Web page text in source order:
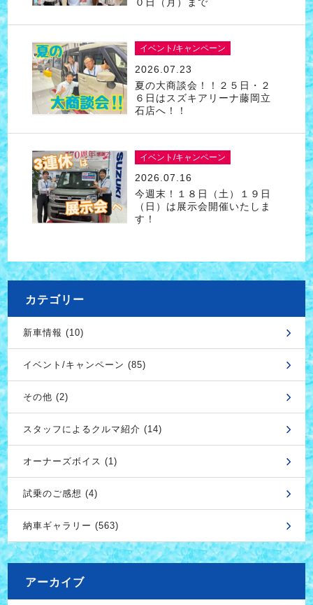
イベント/キャンペーン
2026.07.23
夏の大商談会！！２５日・２
６日はスズキアリーナ藤岡立
石店へ！！
イベント/キャンペーン
2026.07.16
今週末！１８日（土）１９日
（日）は展示会開催いたしま
す！
カテゴリー
新車情報 (10)
イベント/キャンペーン (85)
その他 (2)
スタッフによるクルマ紹介 (14)
オーナーズボイス (1)
試乗のご感想 (4)
納車ギャラリー (563)
アーカイブ